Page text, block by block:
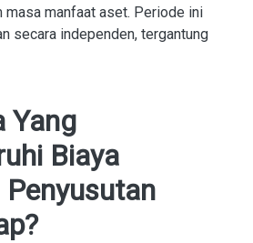
masa manfaat aset. Periode ini
secara independen, tergantung
Yang
Biaya